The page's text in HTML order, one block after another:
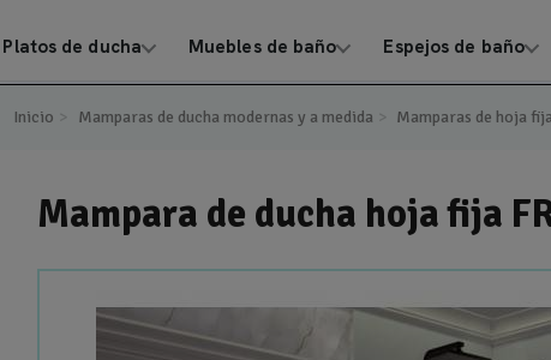
Platos de ducha Muebles de baño Espejos de baño
Inicio Mamparas de ducha modernas y a medida Mamparas de hoja fija
Mampara de ducha hoja fija